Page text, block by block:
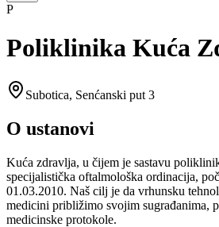
P
Poliklinika Kuća
Subotica, Senćanski put 3
O ustanovi
Kuća zdravlja, u čijem je sastavu
specijalistička oftalmološka ordinacija,
01.03.2010. Naš cilj je da vrhunsku
medicini približimo svojim sugrađanima,
medicinske protokole.